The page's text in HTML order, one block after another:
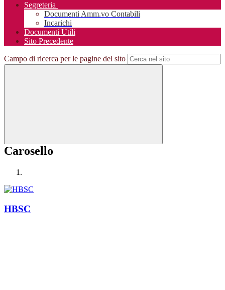
Segreteria
Documenti Amm.vo Contabili
Incarichi
Documenti Utili
Sito Precedente
Campo di ricerca per le pagine del sito
Carosello
HBSC